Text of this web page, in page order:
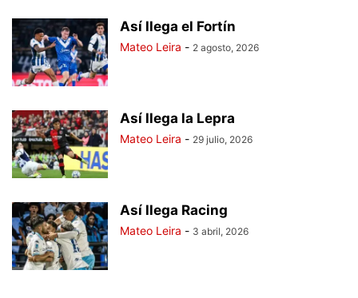
Así llega el Fortín
Mateo Leira - 2 agosto, 2026
Así llega la Lepra
Mateo Leira - 29 julio, 2026
Así llega Racing
Mateo Leira - 3 abril, 2026